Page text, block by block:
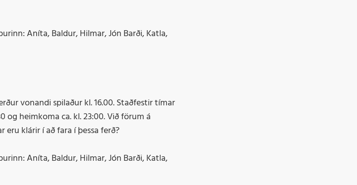
Aníta, Baldur, Hilmar, Jón Barði, Katla,
vonandi spilaður kl. 16.00. Staðfestir tímar
heimkoma ca. kl. 23:00. Við förum á
klárir í að fara í þessa ferð?
Aníta, Baldur, Hilmar, Jón Barði, Katla,